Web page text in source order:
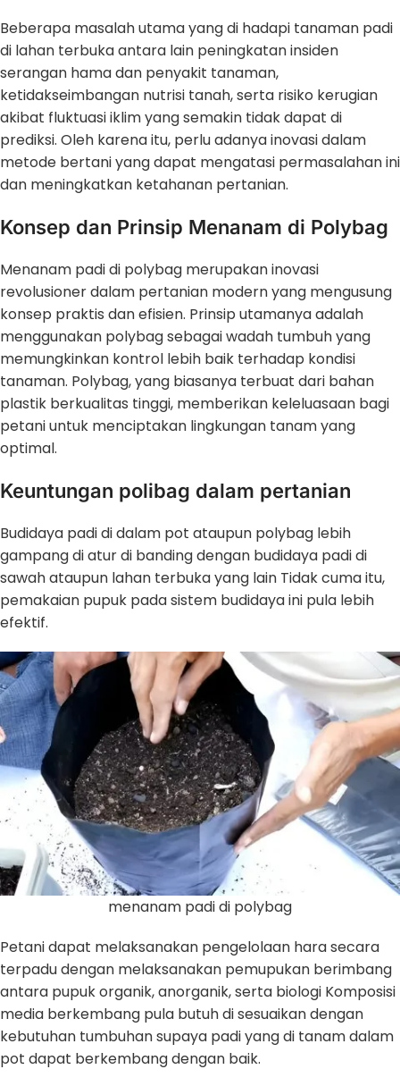
Beberapa masalah utama yang di hadapi tanaman padi
di lahan terbuka antara lain peningkatan insiden
serangan hama dan penyakit tanaman,
ketidakseimbangan nutrisi tanah, serta risiko kerugian
akibat fluktuasi iklim yang semakin tidak dapat di
prediksi. Oleh karena itu, perlu adanya inovasi dalam
metode bertani yang dapat mengatasi permasalahan ini
dan meningkatkan ketahanan pertanian.
Konsep dan Prinsip Menanam di Polybag
Menanam padi di polybag merupakan inovasi
revolusioner dalam pertanian modern yang mengusung
konsep praktis dan efisien. Prinsip utamanya adalah
menggunakan polybag sebagai wadah tumbuh yang
memungkinkan kontrol lebih baik terhadap kondisi
tanaman. Polybag, yang biasanya terbuat dari bahan
plastik berkualitas tinggi, memberikan keleluasaan bagi
petani untuk menciptakan lingkungan tanam yang
optimal.
Keuntungan polibag dalam pertanian
Budidaya padi di dalam pot ataupun polybag lebih
gampang di atur di banding dengan budidaya padi di
sawah ataupun lahan terbuka yang lain Tidak cuma itu,
pemakaian pupuk pada sistem budidaya ini pula lebih
efektif.
menanam padi di polybag
Petani dapat melaksanakan pengelolaan hara secara
terpadu dengan melaksanakan pemupukan berimbang
antara pupuk organik, anorganik, serta biologi Komposisi
media berkembang pula butuh di sesuaikan dengan
kebutuhan tumbuhan supaya padi yang di tanam dalam
pot dapat berkembang dengan baik.